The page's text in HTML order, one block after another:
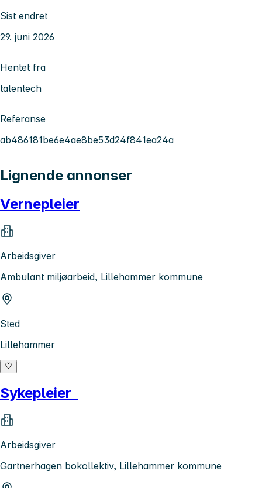
Sist endret
29. juni 2026
Hentet fra
talentech
Referanse
ab486181be6e4ae8be53d24f841ea24a
Lignende annonser
Vernepleier
Arbeidsgiver
Ambulant miljøarbeid, Lillehammer kommune
Sted
Lillehammer
Sykepleier
Arbeidsgiver
Gartnerhagen bokollektiv, Lillehammer kommune